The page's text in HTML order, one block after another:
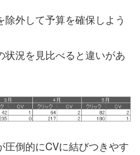
外して予算を確保しよう
況を見比べると違いがあ
倒的にCVに結びつきやす